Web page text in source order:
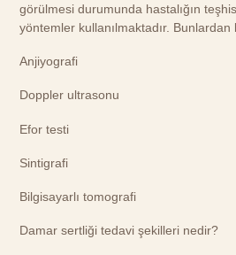
görülmesi durumunda hastalığın
yöntemler kullanılmaktadır. Bunlardan
Anjiyografi
Doppler ultrasonu
Efor testi
Sintigrafi
Bilgisayarlı tomografi
Damar sertliği tedavi şekilleri nedir?